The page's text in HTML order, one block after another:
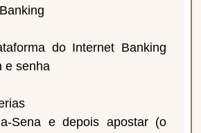
do Internet Banking
e senha
Sena e depois apostar (o